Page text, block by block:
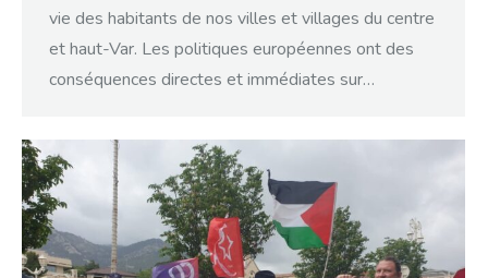
vie des habitants de nos villes et villages du centre
et haut-Var. Les politiques européennes ont des
conséquences directes et immédiates sur…